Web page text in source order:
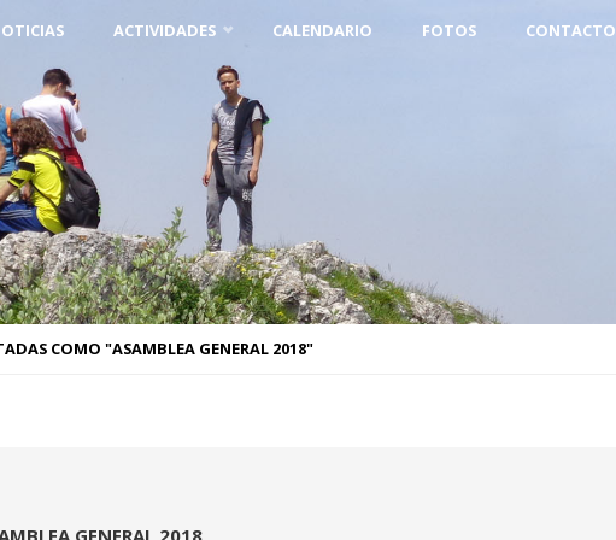
ACTIVIDADES CALENDARIO FOTOS CONTACTO
COMO "ASAMBLEA GENERAL 2018"